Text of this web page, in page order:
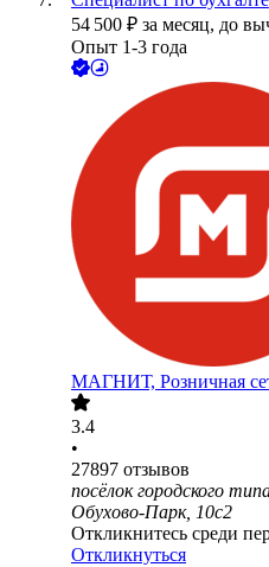
54 500 ₽ за месяц, до
Опыт 1-3 года
МАГНИТ, Розничная
3.4
•
27897 отзывов
посёлок городского
Обухово-Парк, 10с2
Откликнитесь среди
Откликнуться